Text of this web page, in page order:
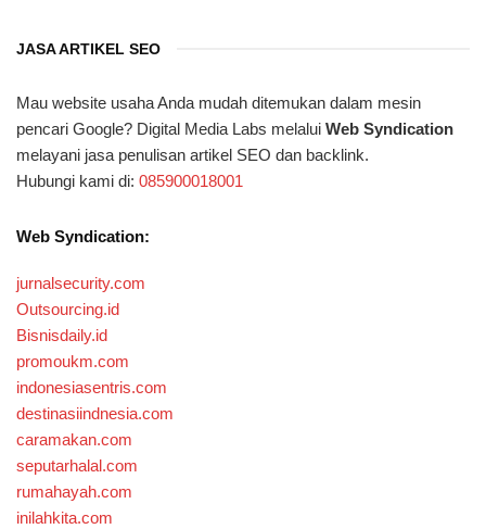
JASA ARTIKEL SEO
Mau website usaha Anda mudah ditemukan dalam mesin
pencari Google? Digital Media Labs melalui Web Syndication
melayani jasa penulisan artikel SEO dan backlink.
Hubungi kami di: 085900018001
Web Syndication:
jurnalsecurity.com
Outsourcing.id
Bisnisdaily.id
promoukm.com
indonesiasentris.com
destinasiindnesia.com
caramakan.com
seputarhalal.com
rumahayah.com
inilahkita.com